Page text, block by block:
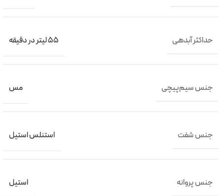
حداکثر آبدهی 55 لیتر در دقیقه
جنس سیم‌پیچی مس
جنس شفت استنلس استیل
جنس پروانه استیل